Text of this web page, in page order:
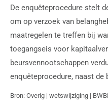
De enquêteprocedure stelt
om op verzoek van
maatregelen te treffen bij
toegangseis voor
beursvennootschappen
enquêteprocedure, naast de
Bron: Overig | wetswijziging |